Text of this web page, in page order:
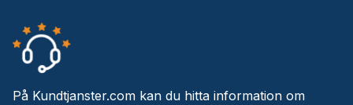
På Kundtjanster.com kan du hitta information om